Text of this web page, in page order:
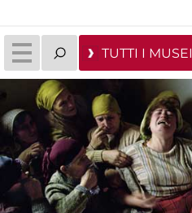
TUTTI I MUSEI